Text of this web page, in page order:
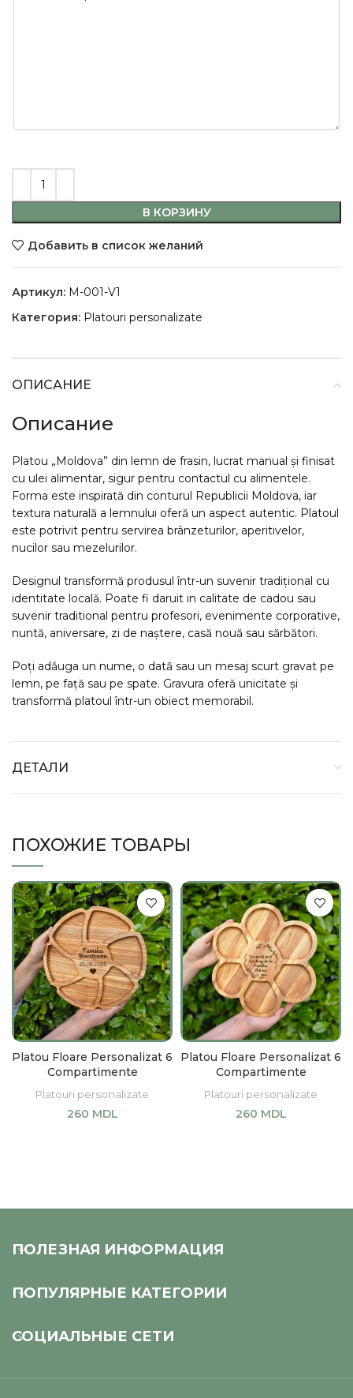
В КОРЗИНУ
Добавить в список желаний
Артикул: M-001-V1
Категория: Platouri personalizate
ОПИСАНИЕ
Описание
Platou „Moldova” din lemn de frasin, lucrat manual și finisat
cu ulei alimentar, sigur pentru contactul cu alimentele.
Forma este inspirată din conturul Republicii Moldova, iar
textura naturală a lemnului oferă un aspect autentic. Platoul
este potrivit pentru servirea brânzeturilor, aperitivelor,
nucilor sau mezelurilor.
Designul transformă produsul într-un suvenir tradițional cu
identitate locală. Poate fi daruit in calitate de cadou sau
suvenir traditional pentru profesori, evenimente corporative,
nuntă, aniversare, zi de naștere, casă nouă sau sărbători.
Poți adăuga un nume, o dată sau un mesaj scurt gravat pe
lemn, pe față sau pe spate. Gravura oferă unicitate și
transformă platoul într-un obiect memorabil.
ДЕТАЛИ
ПОХОЖИЕ ТОВАРЫ
Platou Floare Personalizat 6
Compartimente
Platouri personalizate
260 MDL
Platou Floare Personalizat 6
Compartimente
Platouri personalizate
260 MDL
ПОЛЕЗНАЯ ИНФОРМАЦИЯ
ПОПУЛЯРНЫЕ КАТЕГОРИИ
СОЦИАЛЬНЫЕ СЕТИ